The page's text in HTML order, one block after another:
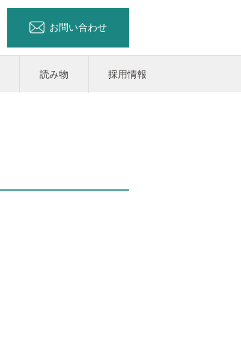
お問い合わせ
読み物 採用情報